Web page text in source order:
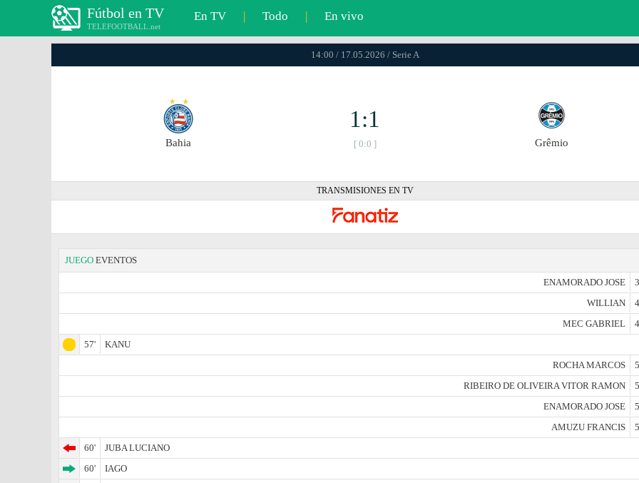
Fútbol en TV
TELEFOOTBALL.net
En TV | Todo | En vivo
14:00 / 17.05.2026 / Serie A
Bahia
1:1
[ 0:0 ] Grêmio
TRANSMISIONES EN TV
JUEGO EVENTOS
ENAMORADO JOSE
WILLIAN
MEC GABRIEL
57'
KANU
ROCHA MARCOS
RIBEIRO DE OLIVEIRA VITOR RAMON
ENAMORADO JOSE
AMUZU FRANCIS
60'
JUBA LUCIANO
60'
IAGO